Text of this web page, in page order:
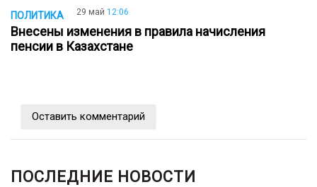
ПОЛИТИКА 29 май 12:06
Внесены изменения в правила начисления
пенсии в Казахстане
Оставить комментарий
ПОСЛЕДНИЕ НОВОСТИ